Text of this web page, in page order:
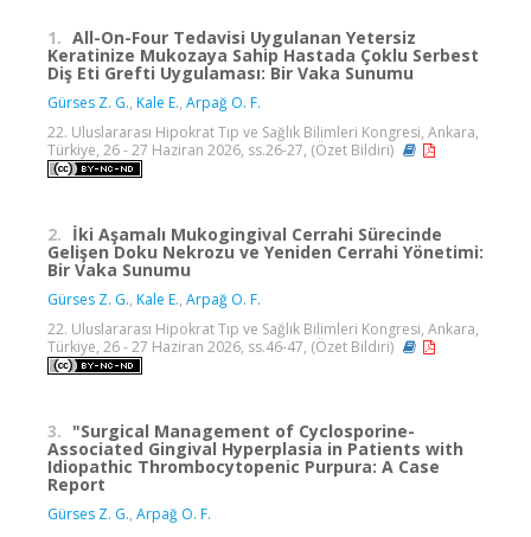
1. All-On-Four Tedavisi Uygulanan Yetersiz
Keratinize Mukozaya Sahip Hastada Çoklu Serbest
Diş Eti Grefti Uygulaması: Bir Vaka Sunumu
Gürses Z. G., Kale E., Arpağ O. F.
22. Uluslararası Hipokrat Tıp ve Sağlık Bilimleri Kongresi, Ankara,
Türkiye, 26 - 27 Haziran 2026, ss.26-27, (Özet Bildiri)
2. İki Aşamalı Mukogingival Cerrahi Sürecinde
Gelişen Doku Nekrozu ve Yeniden Cerrahi Yönetimi:
Bir Vaka Sunumu
Gürses Z. G., Kale E., Arpağ O. F.
22. Uluslararası Hipokrat Tıp ve Sağlık Bilimleri Kongresi, Ankara,
Türkiye, 26 - 27 Haziran 2026, ss.46-47, (Özet Bildiri)
3. "Surgical Management of Cyclosporine-
Associated Gingival Hyperplasia in Patients with
Idiopathic Thrombocytopenic Purpura: A Case
Report
Gürses Z. G., Arpağ O. F.